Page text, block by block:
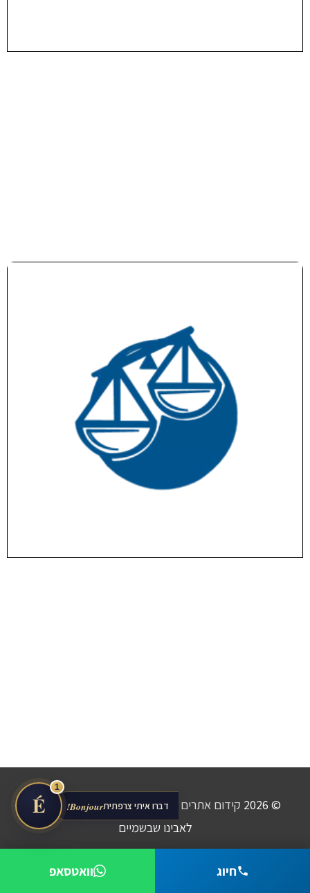
© 2026 קידום אתרים
Avinu.co.il - כל הזכויות שמורות
לאבינו שבשמיים
דברו איתי צרפתיתBonjour!
É
1
חיוג וואטסאפ